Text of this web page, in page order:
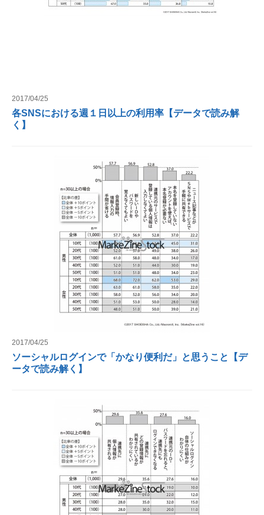
2017/04/25
各SNSにおける週１日以上の利用率【データで読み解
く】
2017/04/25
ソーシャルログインで「かなり便利だ」と思うこと【デ
ータで読み解く】